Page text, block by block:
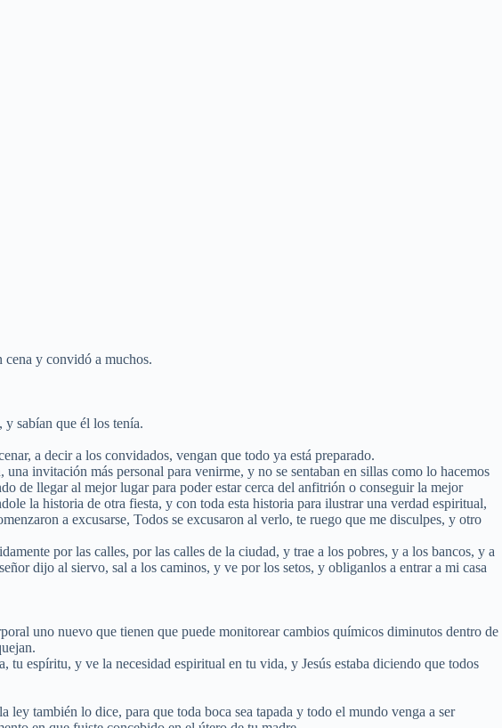
cena y convidó a muchos.
sabían que él los tenía.
a decir a los convidados, vengan que todo ya está preparado.
invitación más personal para venirme, y no se sentaban en sillas como lo hacemos
de llegar al mejor lugar para poder estar cerca del anfitrión o conseguir la mejor
la historia de otra fiesta, y con toda esta historia para ilustrar una verdad espiritual,
a excusarse, Todos se excusaron al verlo, te ruego que me disculpes, y otro
por las calles, por las calles de la ciudad, y trae a los pobres, y a los bancos, y a
dijo al siervo, sal a los caminos, y ve por los setos, y obliganlos a entrar a mi casa
uno nuevo que tienen que puede monitorear cambios químicos diminutos dentro de
tu espíritu, y ve la necesidad espiritual en tu vida, y Jesús estaba diciendo que todos
también lo dice, para que toda boca sea tapada y todo el mundo venga a ser